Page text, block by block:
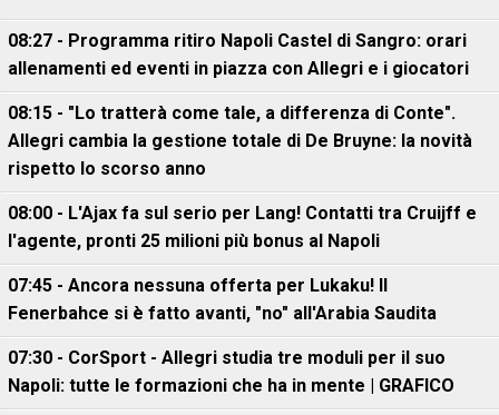
08:27 - Programma ritiro Napoli Castel di Sangro: orari
allenamenti ed eventi in piazza con Allegri e i giocatori
08:15 - "Lo tratterà come tale, a differenza di Conte".
Allegri cambia la gestione totale di De Bruyne: la novità
rispetto lo scorso anno
08:00 - L'Ajax fa sul serio per Lang! Contatti tra Cruijff e
l'agente, pronti 25 milioni più bonus al Napoli
07:45 - Ancora nessuna offerta per Lukaku! Il
Fenerbahce si è fatto avanti, "no" all'Arabia Saudita
07:30 - CorSport - Allegri studia tre moduli per il suo
Napoli: tutte le formazioni che ha in mente | GRAFICO